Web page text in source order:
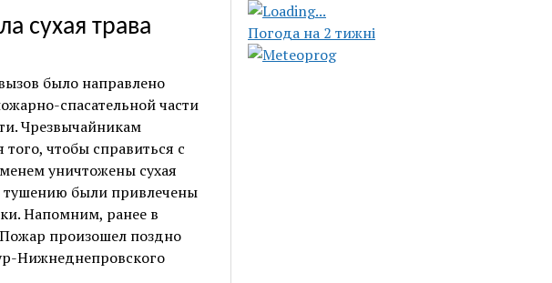
сухая трава
было направлено
спасательной части
Чрезвычайникам
чтобы справиться с
уничтожены сухая
тушению были привлечены
Напомним, ранее в
произошел поздно
Нижнеднепровского
Погода на 2 тижні